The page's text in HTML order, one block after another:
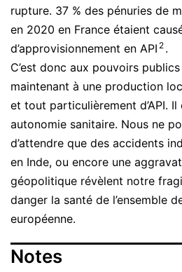
rupture. 37 % des pénuries de
en 2020 en France étaient
d’approvisionnement en API 2 .
C’est donc aux pouvoirs
maintenant à une production
et tout particulièrement d’API.
autonomie sanitaire. Nous ne
d’attendre que des accidents
en Inde, ou encore une
géopolitique révèlent notre
danger la santé de l’ensemble
européenne.
Notes